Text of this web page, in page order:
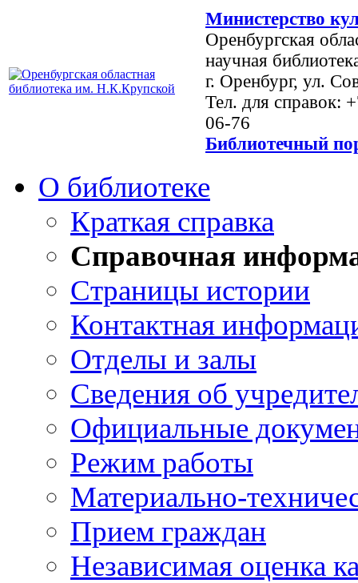
Министерство
Оренбургская
научная
г. Оренбург, ул.
Тел. для справок:
06-76
Библиотечный
О библиотеке
Краткая справка
Справочная
Страницы истории
Контактная
Отделы и залы
Сведения об
Официальные
Режим работы
Материально-
Прием граждан
Независимая оценка